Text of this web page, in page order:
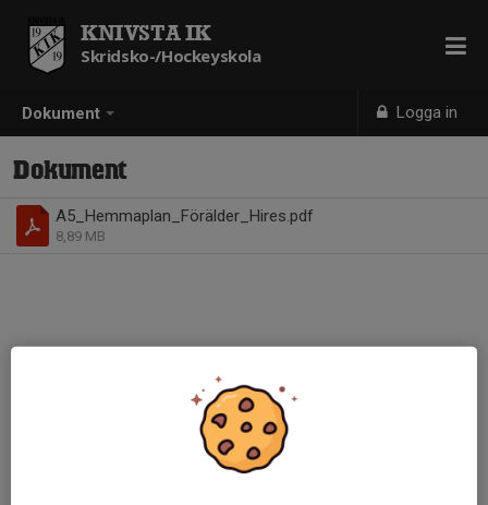
Dokument Logga in
KNIVSTA IK
Skridsko-/Hockeyskola
Dokument
A5_Hemmaplan_Förälder_Hires.pdf
8,89 MB